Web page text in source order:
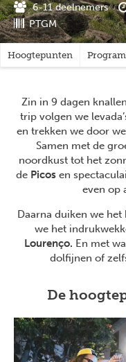
6-11 deelnemers
PTGM
Hoogtepunten
Zin in 9 dagen
trip volgen we
en trekken we door
Samen met de
noordkust tot het
de Picos en
even op
Daarna duiken we het
we het
Lourenço. En met
dolfijnen of
De